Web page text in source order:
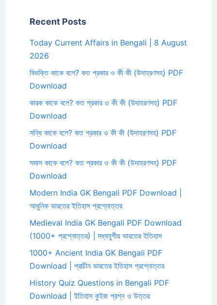
Recent Posts
Today Current Affairs in Bengali | 8 August
2026
বিভক্তি কাকে বলে? কত প্রকার ও কী কী (উদাহরণসহ) PDF
Download
কারক কাকে বলে? কত প্রকার ও কী কী (উদাহরণসহ) PDF
Download
সন্ধি কাকে বলে? কত প্রকার ও কী কী (উদাহরণসহ) PDF
Download
সমাস কাকে বলে? কত প্রকার ও কী কী (উদাহরণসহ) PDF
Download
Modern India GK Bengali PDF Download |
আধুনিক ভারতের ইতিহাস প্রশ্নোত্তর
Medieval India GK Bengali PDF Download
(1000+ প্রশ্নোত্তর) | মধ্যযুগীয় ভারতের ইতিহাস
1000+ Ancient India GK Bengali PDF
Download | প্রাচীন ভারতের ইতিহাস প্রশ্নোত্তর
History Quiz Questions in Bengali PDF
Download | ইতিহাস কুইজ প্রশ্ন ও উত্তর